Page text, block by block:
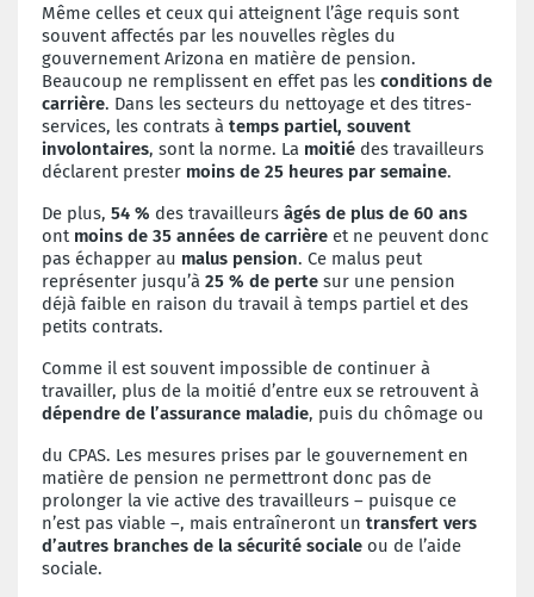
Même celles et ceux qui atteignent l’âge requis sont
souvent affectés par les nouvelles règles du
gouvernement Arizona en matière de pension.
Beaucoup ne remplissent en effet pas les conditions de
carrière. Dans les secteurs du nettoyage et des titres-
services, les contrats à temps partiel, souvent
involontaires, sont la norme. La moitié des travailleurs
déclarent prester moins de 25 heures par semaine.
De plus, 54 % des travailleurs âgés de plus de 60 ans
ont moins de 35 années de carrière et ne peuvent donc
pas échapper au malus pension. Ce malus peut
représenter jusqu’à 25 % de perte sur une pension
déjà faible en raison du travail à temps partiel et des
petits contrats.
Comme il est souvent impossible de continuer à
travailler, plus de la moitié d’entre eux se retrouvent à
dépendre de l’assurance maladie, puis du chômage ou
du CPAS. Les mesures prises par le gouvernement en
matière de pension ne permettront donc pas de
prolonger la vie active des travailleurs – puisque ce
n’est pas viable –, mais entraîneront un transfert vers
d’autres branches de la sécurité sociale ou de l’aide
sociale.